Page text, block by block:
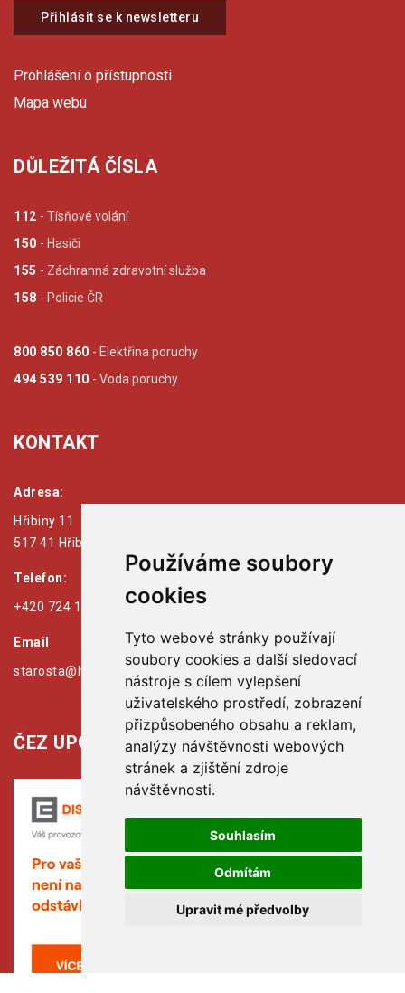
Používáme soubory
cookies
Tyto webové stránky používají
soubory cookies a další sledovací
nástroje s cílem vylepšení
uživatelského prostředí, zobrazení
přizpůsobeného obsahu a reklam,
analýzy návštěvnosti webových
stránek a zjištění zdroje
návštěvnosti.
Souhlasím
Odmítám
Upravit mé předvolby
Přihlásit se k newsletteru
Prohlášení o přístupnosti
Mapa webu
DŮLEŽITÁ ČÍSLA
112 - Tísňové volání
150 - Hasiči
155 - Záchranná zdravotní služba
158 - Policie ČR
800 850 860 - Elektřina poruchy
494 539 110 - Voda poruchy
KONTAKT
Adresa:
Hřibiny 11
517 41 Hřibiny - Ledská
Telefon:
+420 724 179 125
Email
starosta@hribiny-ledska.cz
ČEZ UPOZORŇUJE: